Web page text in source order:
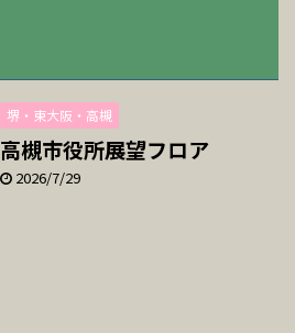
堺・東大阪・高槻
高槻市役所展望フロア
2026/7/29